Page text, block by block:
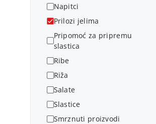
Napitci
Prilozi jelima
Pripomoć za pripremu
slastica
Ribe
Riža
Salate
Slastice
Smrznuti proizvodi